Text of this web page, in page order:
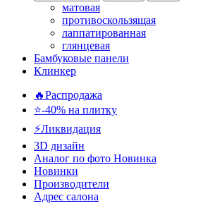
матовая
противоскользящая
лаппатированная
глянцевая
Бамбуковые панели
Клинкер
🔥Распродажа
⭐-40% на плитку
⚡️Ликвидация
3D дизайн
Аналог по фото Новинка
Новинки
Производители
Адрес салона